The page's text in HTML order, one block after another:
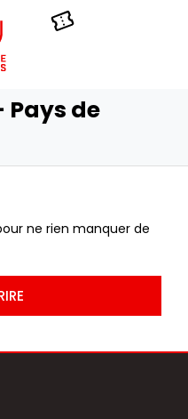
Pays de
ne rien manquer de